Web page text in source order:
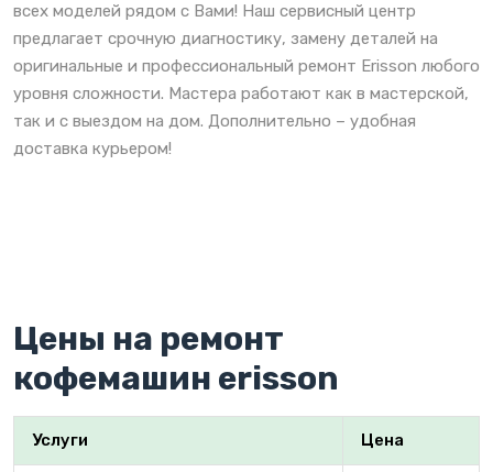
всех моделей рядом с Вами! Наш сервисный центр
предлагает срочную диагностику, замену деталей на
оригинальные и профессиональный ремонт Erisson любого
уровня сложности. Мастера работают как в мастерской,
так и с выездом на дом. Дополнительно – удобная
доставка курьером!
Цены на ремонт
кофемашин erisson
Услуги Цена